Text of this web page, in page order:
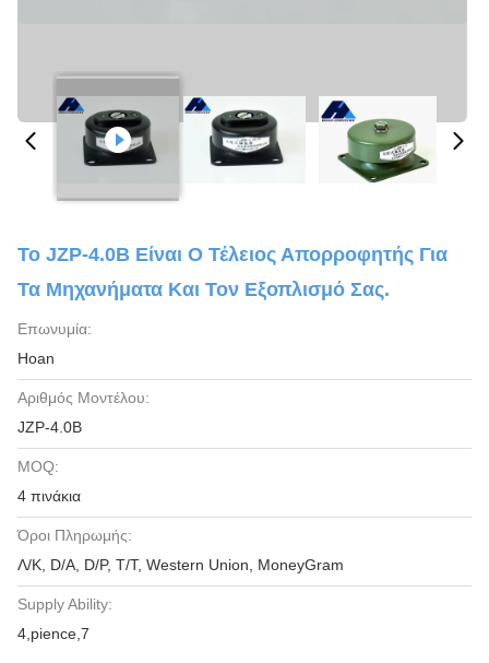
Το JZP-4.0B Είναι Ο Τέλειος Απορροφητής Για
Τα Μηχανήματα Και Τον Εξοπλισμό Σας.
Επωνυμία:
Hoan
Αριθμός Μοντέλου:
JZP-4.0B
MOQ:
4 πινάκια
Όροι Πληρωμής:
Λ/Κ, D/A, D/P, T/T, Western Union, MoneyGram
Supply Ability:
4,pience,7